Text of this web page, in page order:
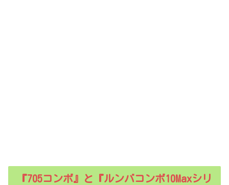
『705コンボ』と『ルンバコンボ10Maxシリ